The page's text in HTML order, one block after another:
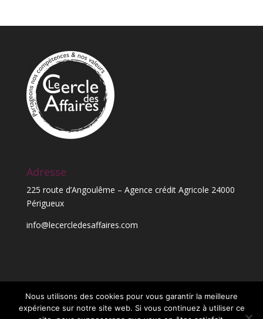
Adresse
225 route d’Angoulême – Agence crédit Agricole 24000
Périgueux
info@lecercledesaffaires.com
Nous utilisons des cookies pour vous garantir la meilleure
expérience sur notre site web. Si vous continuez à utiliser ce